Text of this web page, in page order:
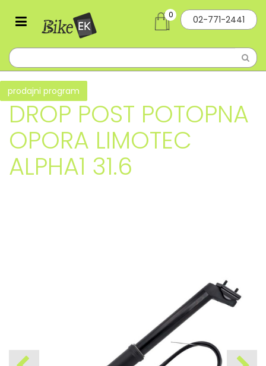
02-771-2441
0
prodajni program
DROP POST POTOPNA
OPORA LIMOTEC
ALPHA1 31.6